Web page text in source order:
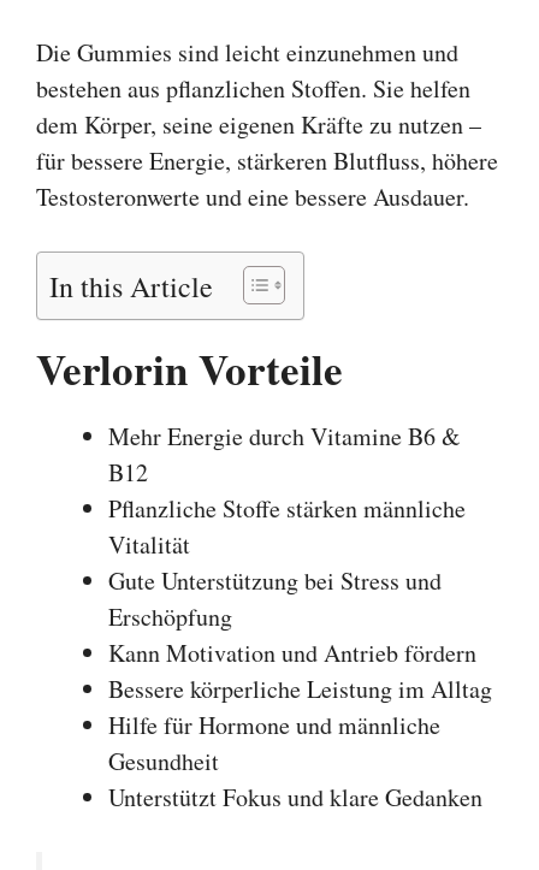
Die Gummies sind leicht einzunehmen und
bestehen aus pflanzlichen Stoffen. Sie helfen
dem Körper, seine eigenen Kräfte zu nutzen –
für bessere Energie, stärkeren Blutfluss, höhere
Testosteronwerte und eine bessere Ausdauer.
In this Article
Verlorin Vorteile
Mehr Energie durch Vitamine B6 &
B12
Pflanzliche Stoffe stärken männliche
Vitalität
Gute Unterstützung bei Stress und
Erschöpfung
Kann Motivation und Antrieb fördern
Bessere körperliche Leistung im Alltag
Hilfe für Hormone und männliche
Gesundheit
Unterstützt Fokus und klare Gedanken